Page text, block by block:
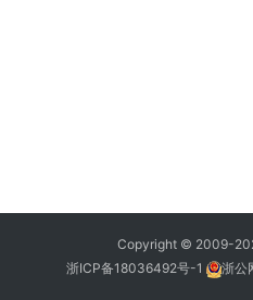
Copyright © 2009-
浙ICP备18036492号-1
浙公